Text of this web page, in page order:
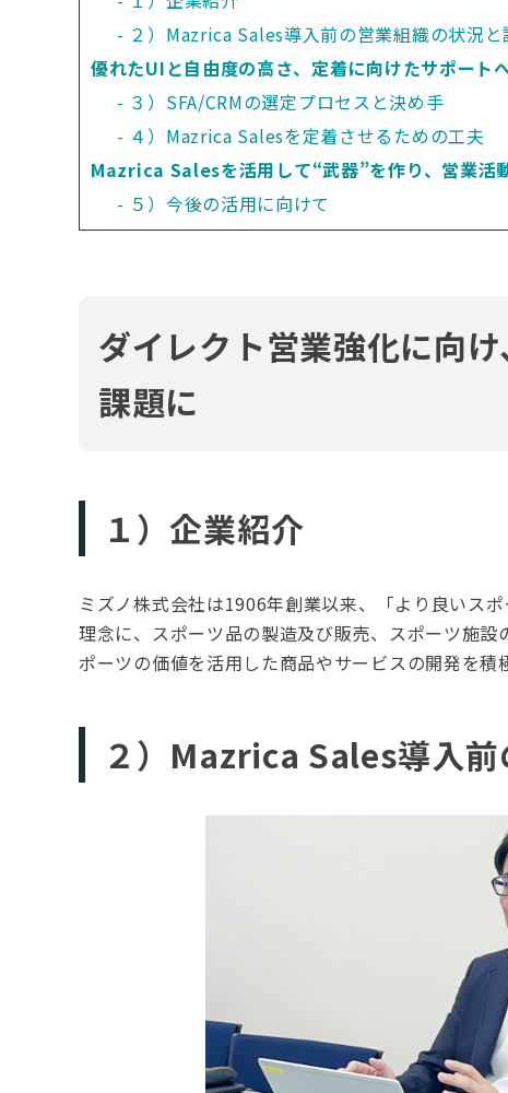
２）Mazrica Sales導入前の営業組織の状況と
優れたUIと自由度の高さ、定着に向けたサポート
３）SFA/CRMの選定プロセスと決め手
４）Mazrica Salesを定着させるための工夫
Mazrica Salesを活用して“武器”を作り、営業活
５）今後の活用に向けて
ダイレクト営業強化に向
課題に
１）企業紹介
ミズノ株式会社は1906年創業以来、「より良いス
理念に、スポーツ品の製造及び販売、スポーツ施
ポーツの価値を活用した商品やサービスの開発を積
２）Mazrica Sales導入